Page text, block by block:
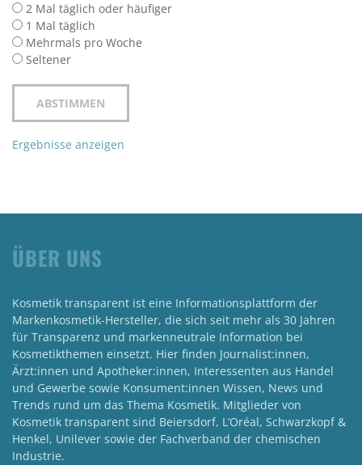
2 Mal täglich oder häufiger
1 Mal täglich
Mehrmals pro Woche
Seltener
Ergebnisse anzeigen
ÜBER UNS
Kosmetik transparent ist eine Informationsplattform der
Markenkosmetik-Hersteller, die sich seit mehr als 30 Jahren
für Transparenz und markenneutrale Information bei
Kosmetikthemen einsetzt. Hier finden Journalist:innen,
Ärzt:innen und Apotheker:innen, Interessenten aus Handel
und Gewerbe sowie Konsument:innen Wissen, News und
Trends rund um das Thema Kosmetik. Mitglieder von
Kosmetik transparent sind Beiersdorf, L’Oréal, Schwarzkopf &
Henkel, Unilever sowie der Fachverband der chemischen
Industrie.